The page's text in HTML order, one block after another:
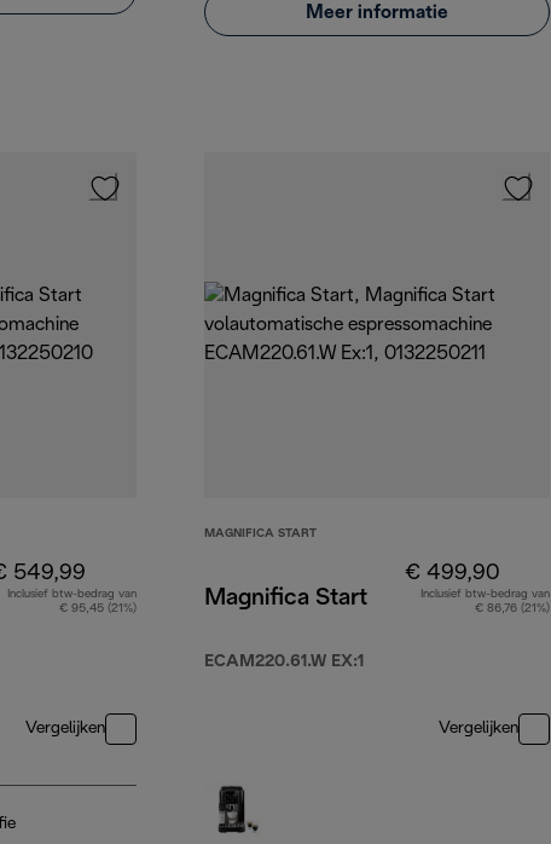
Meer informatie
549,99
Inclusief btw-bedrag van
€ 95,45 (21%)
Vergelijken
MAGNIFICA START
Magnifica Start
ECAM220.61.W EX:1
€ 499,90
Inclusief btw-bedrag van
€ 86,76 (21%)
Vergelijken